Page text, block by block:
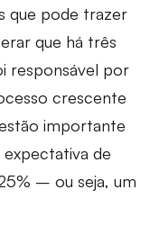
que pode trazer
que há três
responsável por
crescente
importante
de
– ou seja, um